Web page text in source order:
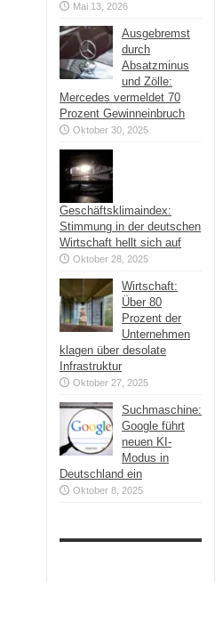
Mai 13, 2026
Ausgebremst
durch
Absatzminus
und Zölle:
Mercedes vermeldet 70
Prozent Gewinneinbruch
Oktober 30, 2025
Geschäftsklimaindex:
Stimmung in der deutschen
Wirtschaft hellt sich auf
Oktober 28, 2025
Wirtschaft:
Über 80
Prozent der
Unternehmen
klagen über desolate
Infrastruktur
Oktober 27, 2025
Suchmaschine:
Google führt
neuen KI-
Modus in
Deutschland ein
Oktober 8, 2025